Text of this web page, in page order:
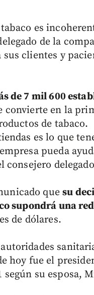
es
de la
sus clientes y
de 7 mil 600
convierte en la
de tabaco.
es lo que
pueda
consejero
quesu
supondrá una
de dólares.
hoy fue el
su esposa,